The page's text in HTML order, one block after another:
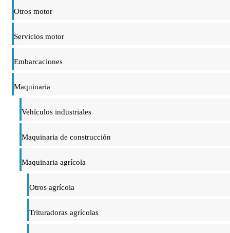
Otros motor
Servicios motor
Embarcaciones
Maquinaria
Vehículos industriales
Maquinaria de construcción
Maquinaria agrícola
Otros agrícola
Trituradoras agrícolas